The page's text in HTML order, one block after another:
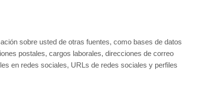
sobre usted de otras fuentes, como bases de datos
postales, cargos laborales, direcciones de correo
en redes sociales, URLs de redes sociales y perfiles